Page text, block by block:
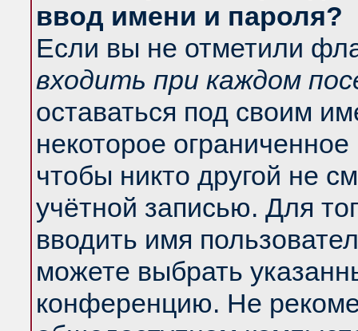
ввод имени и пароля?
Если вы не отметили
входить при каждом
оставаться под своим
некоторое
чтобы никто другой не
учётной записью. Для
вводить имя
можете выбрать
конференцию. Не